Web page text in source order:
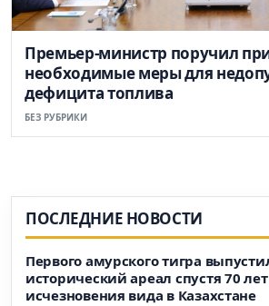
Премьер-министр поручил
необходимые меры для
дефицита топлива
БЕЗ РУБРИКИ
ПОСЛЕДНИЕ НОВОСТИ
Первого амурского тигра
исторический ареал спустя 70
исчезновения вида в Казахстане